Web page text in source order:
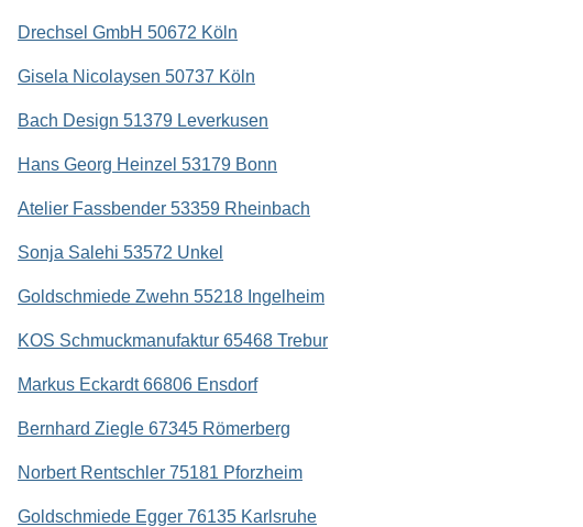
Drechsel GmbH 50672 Köln
Gisela Nicolaysen 50737 Köln
Bach Design 51379 Leverkusen
Hans Georg Heinzel 53179 Bonn
Atelier Fassbender 53359 Rheinbach
Sonja Salehi 53572 Unkel
Goldschmiede Zwehn 55218 Ingelheim
KOS Schmuckmanufaktur 65468 Trebur
Markus Eckardt 66806 Ensdorf
Bernhard Ziegle 67345 Römerberg
Norbert Rentschler 75181 Pforzheim
Goldschmiede Egger 76135 Karlsruhe